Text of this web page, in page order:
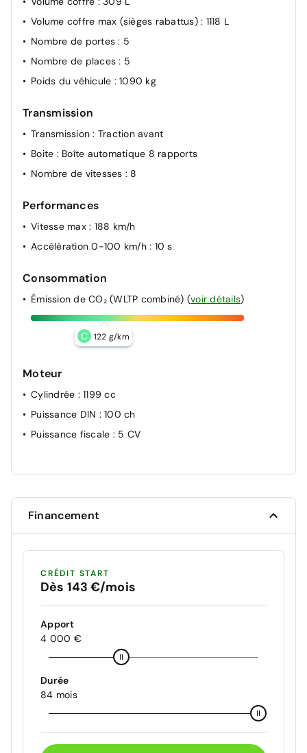
Aide au démarrage en côte
Sécurité enfants aux portes AR
Seconde clé rigide
Système Isofix aux places AR
Phares AR à LED
Module Opel Connect
Airbag passager déconnectable par interrupteur
Verrouillage centralisé avec télécommande
Reconnaissance des panneaux de signalisation
Rappel de bouclage de ceinture intelligent
Feux AR halogène
Alerte de sous-gonflage des pneumatiques
Volume coffre max (sièges rabattus) : 1118 L
Nombre de portes: 5
Nombre de places: 5
Poids du véhicule : 1090 kg
Transmission
Transmission: Traction avant
Boite : Boîte automatique 8 rapports
Nombre de vitesses : 8
Performances
Vitesse max : 188 km/h
Accélération 0-100 km/h : 10 s
Consommation
Émission de CO₂ (WLTP combiné) (voir détails)
C 122 g/km
Moteur
Cylindrée : 1199 cc
Puissance DIN : 100 ch
Puissance fiscale : 5 CV
Financement
CRÉDIT START
Dès 143 €/mois
Apport
4 000 €
Durée
84 mois